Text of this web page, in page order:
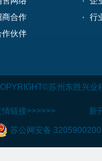
商合作
作伙伴
行
苏州东胜兴业
新
情链接>>>>>>
苏公网安备